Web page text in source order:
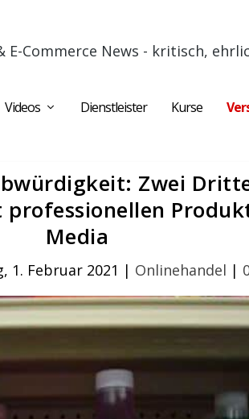
E-Commerce News - kritisch,
Videos Dienstleister Kurse
Zwei
Media
1. Februar 2021 | Onlinehandel |